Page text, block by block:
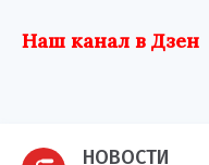
Наш канал в Дзен
НОВОСТИ